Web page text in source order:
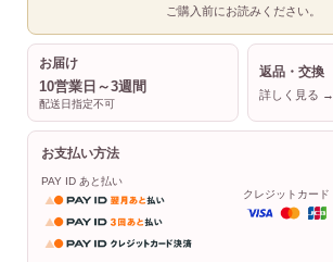
ご購入前にお読みください。
お届け
10営業日～3週間
配送日指定不可
返品・交換
詳しく見る →
お支払い方法
PAY ID あと払い
クレジットカード